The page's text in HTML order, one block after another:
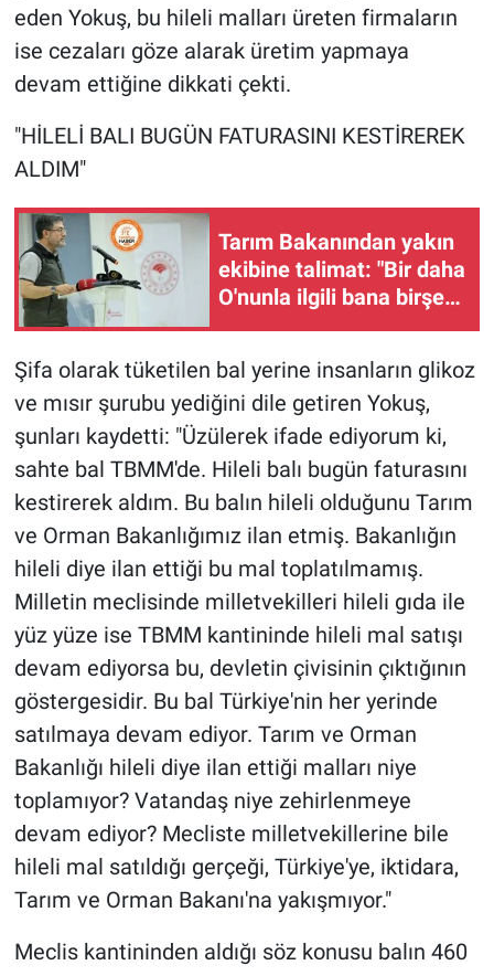
eden Yokuş, bu hileli malları üreten firmaların
ise cezaları göze alarak üretim yapmaya
devam ettiğine dikkati çekti.
"HİLELİ BALI BUGÜN FATURASINI KESTİREREK
ALDIM"
Tarım Bakanından yakın
ekibine talimat: "Bir daha
O'nunla ilgili bana birşey
getirmeyin"
Şifa olarak tüketilen bal yerine insanların glikoz
ve mısır şurubu yediğini dile getiren Yokuş,
şunları kaydetti: "Üzülerek ifade ediyorum ki,
sahte bal TBMM'de. Hileli balı bugün faturasını
kestirerek aldım. Bu balın hileli olduğunu Tarım
ve Orman Bakanlığımız ilan etmiş. Bakanlığın
hileli diye ilan ettiği bu mal toplatılmamış.
Milletin meclisinde milletvekilleri hileli gıda ile
yüz yüze ise TBMM kantininde hileli mal satışı
devam ediyorsa bu, devletin çivisinin çıktığının
göstergesidir. Bu bal Türkiye'nin her yerinde
satılmaya devam ediyor. Tarım ve Orman
Bakanlığı hileli diye ilan ettiği malları niye
toplamıyor? Vatandaş niye zehirlenmeye
devam ediyor? Mecliste milletvekillerine bile
hileli mal satıldığı gerçeği, Türkiye'ye, iktidara,
Tarım ve Orman Bakanı'na yakışmıyor."
Meclis kantininden aldığı söz konusu balın 460